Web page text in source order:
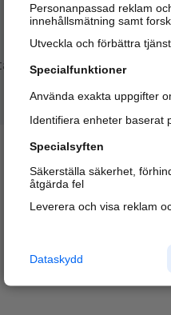
Personanpassad reklam
innehållsmätning samt
Utveckla och förbättra
Specialfunktioner
Använda exakta uppgifter
Identifiera enheter baserat
Specialsyften
Säkerställa säkerhet,
åtgärda fel
Leverera och visa reklam
Dataskydd